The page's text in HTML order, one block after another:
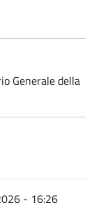
Generale della
- 16:26